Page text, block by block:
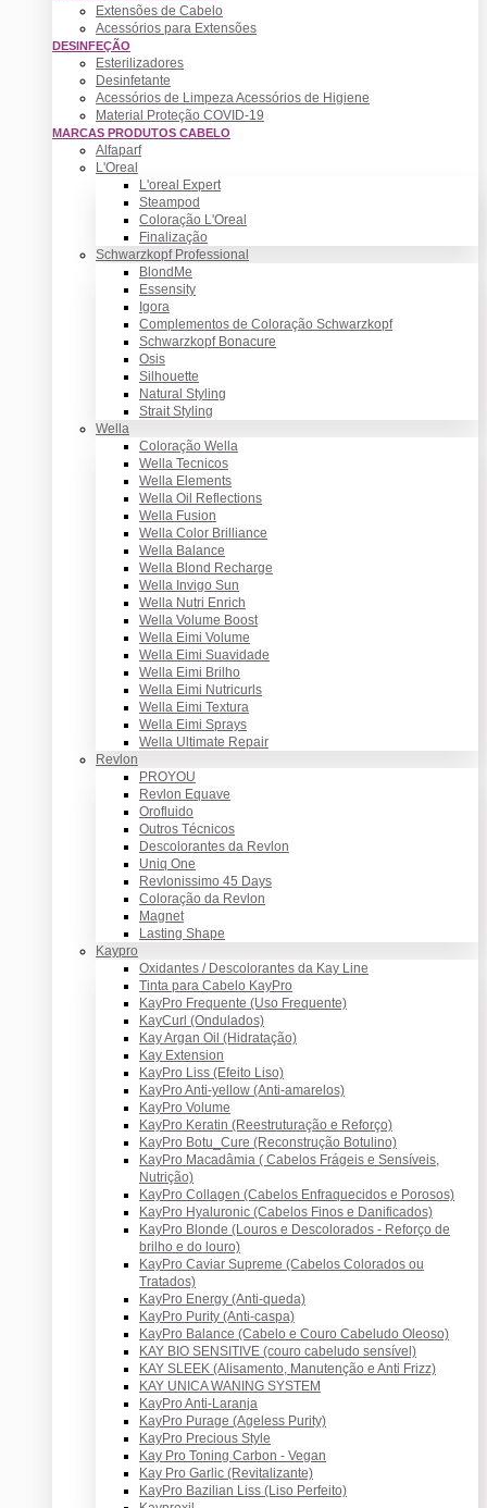
Extensões de Cabelo
Acessórios para Extensões
DESINFEÇÃO
Esterilizadores
Desinfetante
Acessórios de Limpeza Acessórios de Higiene
Material Proteção COVID-19
MARCAS PRODUTOS CABELO
Alfaparf
L'Oreal
L'oreal Expert
Steampod
Coloração L'Oreal
Finalização
Schwarzkopf Professional
BlondMe
Essensity
Igora
Complementos de Coloração Schwarzkopf
Schwarzkopf Bonacure
Osis
Silhouette
Natural Styling
Strait Styling
Wella
Coloração Wella
Wella Tecnicos
Wella Elements
Wella Oil Reflections
Wella Fusion
Wella Color Brilliance
Wella Balance
Wella Blond Recharge
Wella Invigo Sun
Wella Nutri Enrich
Wella Volume Boost
Wella Eimi Volume
Wella Eimi Suavidade
Wella Eimi Brilho
Wella Eimi Nutricurls
Wella Eimi Textura
Wella Eimi Sprays
Wella Ultimate Repair
Revlon
PROYOU
Revlon Equave
Orofluido
Outros Técnicos
Descolorantes da Revlon
Uniq One
Revlonissimo 45 Days
Coloração da Revlon
Magnet
Lasting Shape
Kaypro
Oxidantes / Descolorantes da Kay Line
Tinta para Cabelo KayPro
KayPro Frequente (Uso Frequente)
KayCurl (Ondulados)
Kay Argan Oil (Hidratação)
Kay Extension
KayPro Liss (Efeito Liso)
KayPro Anti-yellow (Anti-amarelos)
KayPro Volume
KayPro Keratin (Reestruturação e Reforço)
KayPro Botu_Cure (Reconstrução Botulino)
KayPro Macadâmia ( Cabelos Frágeis e Sensíveis,
Nutrição)
KayPro Collagen (Cabelos Enfraquecidos e Porosos)
KayPro Hyaluronic (Cabelos Finos e Danificados)
KayPro Blonde (Louros e Descolorados - Reforço de
brilho e do louro)
KayPro Caviar Supreme (Cabelos Colorados ou
Tratados)
KayPro Energy (Anti-queda)
KayPro Purity (Anti-caspa)
KayPro Balance (Cabelo e Couro Cabeludo Oleoso)
KAY BIO SENSITIVE (couro cabeludo sensível)
KAY SLEEK (Alisamento, Manutenção e Anti Frizz)
KAY UNICA WANING SYSTEM
KayPro Anti-Laranja
KayPro Purage (Ageless Purity)
KayPro Precious Style
Kay Pro Toning Carbon - Vegan
Kay Pro Garlic (Revitalizante)
KayPro Bazilian Liss (Liso Perfeito)